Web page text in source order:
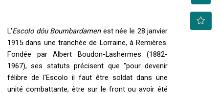
L'Escolo dóu Boumbardamen est née le 28 janvier
1915 dans une tranchée de Lorraine, à Remières.
Fondée par Albert Boudon-Lashermes (1882-
1967), ses statuts précisent que "pour devenir
félibre de l'Escolo il faut être soldat dans une
unité combattante, être sur le front ou avoir été